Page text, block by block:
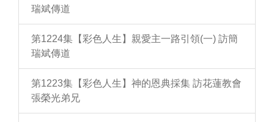
瑞斌傳道
第1224集【彩色人生】親愛主一路引領(一) 訪簡
瑞斌傳道
第1223集【彩色人生】神的恩典採集 訪花蓮教會
張榮光弟兄